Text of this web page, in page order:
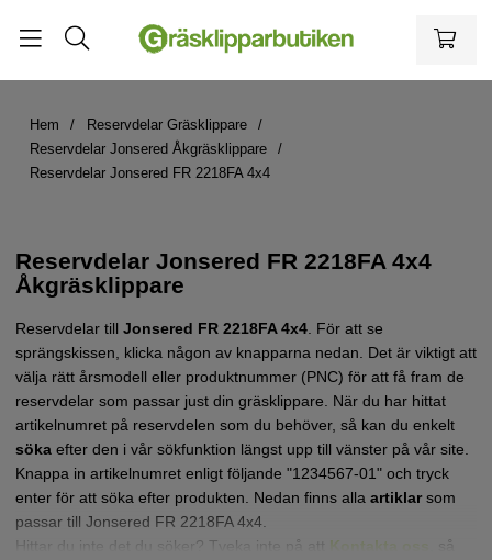
Hem
Reservdelar Gräsklippare
Reservdelar Jonsered Åkgräsklippare
Reservdelar Jonsered FR 2218FA 4x4
Reservdelar Jonsered FR 2218FA 4x4
Åkgräsklippare
Reservdelar till Jonsered FR 2218FA 4x4. För att se
sprängskissen, klicka någon av knapparna nedan. Det är viktigt att
välja rätt årsmodell eller produktnummer (PNC) för att få fram de
reservdelar som passar just din gräsklippare. När du har hittat
artikelnumret på reservdelen som du behöver, så kan du enkelt
söka efter den i vår sökfunktion längst upp till vänster på vår site.
Knappa in artikelnumret enligt följande "1234567-01" och tryck
enter för att söka efter produkten. Nedan finns alla artiklarsom
passar till Jonsered FR 2218FA 4x4.
Hittar du inte det du söker? Tveka inte på att Kontakta oss
så